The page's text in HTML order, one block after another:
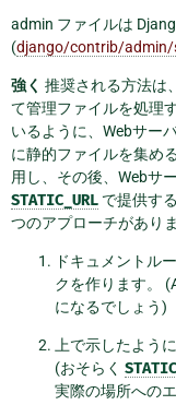
admin ファイルは
(django/contrib/
強く 推奨される方法は、
て管理ファイルを処理
いるように、Webサー
に静的ファイルを集め
用し、その後、Webサ
STATIC_URL で提供す
つのアプローチがあり
ドキュメントル
クを作ります。
になるでしょう)
上で示したよう
(おそらく
実際の場所への